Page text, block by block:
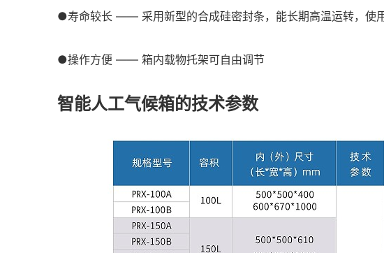
●寿命较长 —— 采用新型的合成硅密封条，能长期高温运转，使
●操作方便 —— 箱内载物托架可自由调节
智能人工气候箱的技术参数